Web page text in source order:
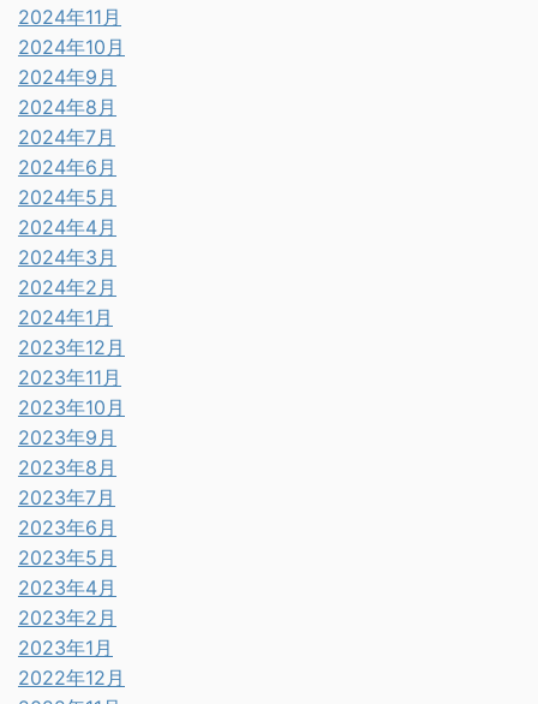
2024年11月
2024年10月
2024年9月
2024年8月
2024年7月
2024年6月
2024年5月
2024年4月
2024年3月
2024年2月
2024年1月
2023年12月
2023年11月
2023年10月
2023年9月
2023年8月
2023年7月
2023年6月
2023年5月
2023年4月
2023年2月
2023年1月
2022年12月